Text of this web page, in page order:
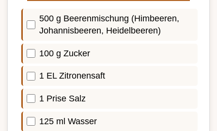
500 g Beerenmischung (Himbeeren,
Johannisbeeren, Heidelbeeren)
100 g Zucker
1 EL Zitronensaft
1 Prise Salz
125 ml Wasser